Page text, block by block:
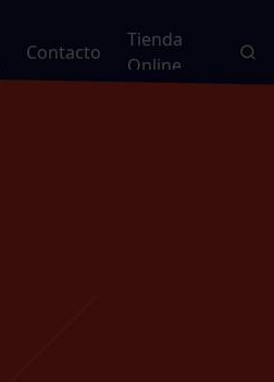
Contacto
Tienda
Online